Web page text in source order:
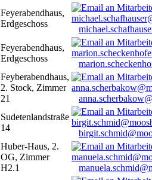
Feyerabendhaus,
Erdgeschoss
Feyerabendhaus,
Erdgeschoss
Feyberabendhaus,
2. Stock, Zimmer
21
Sudetenlandstraße
14
Huber-Haus, 2.
OG, Zimmer
H2.1